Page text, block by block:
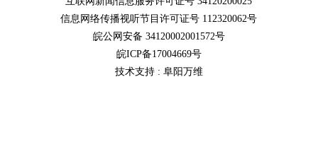
信息网络传播视听节目许可证号 112320062号
皖公网安备 34120002001572号
皖ICP备17004669号
技术支持 : 阜阳万维